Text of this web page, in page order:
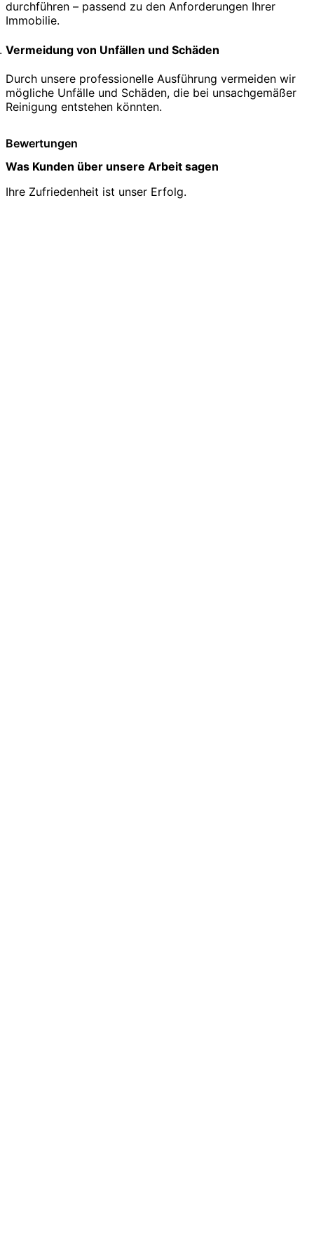
durchführen – passend zu den Anforderungen Ihrer
Immobilie.
Vermeidung von Unfällen und Schäden
Durch unsere professionelle Ausführung vermeiden wir
mögliche Unfälle und Schäden, die bei unsachgemäßer
Reinigung entstehen könnten.
Bewertungen
Was Kunden über unsere Arbeit sagen
Ihre Zufriedenheit ist unser Erfolg.